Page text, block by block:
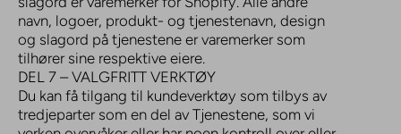
navn, logoer, produkt- og tjenestenavn, design
og slagord på tjenestene er varemerker som
tilhører sine respektive eiere.
DEL 7 – VALGFRITT VERKTØY
Du kan få tilgang til kundeverktøy som tilbys av
tredjeparter som en del av Tjenestene, som vi